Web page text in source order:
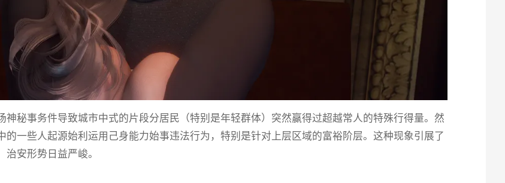
神秘事务件导致城市中式的片段分居民（特别是年轻群体）突然赢得过超越常人的特殊行得量。然
的一些人起源始利运用己身能力始事违法行为，特别是针对上层区域的富裕阶层。这种现象引展了
治安形势日益严峻。